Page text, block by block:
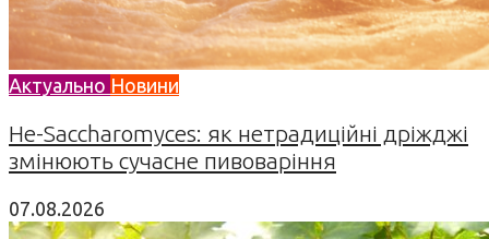
Актуально Новини
Не-Saccharomyces: як нетрадиційні дріжджі
змінюють сучасне пивоваріння
07.08.2026